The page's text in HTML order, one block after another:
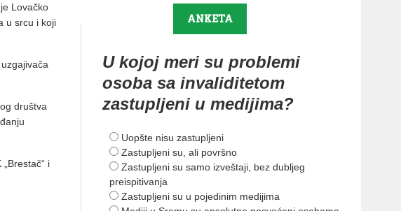
Lovačko
u srcu i koji
društva
i
ANKETA
U kojoj meri su problemi
osoba sa invaliditetom
zastupljeni u medijima?
Uopšte nisu zastupljeni
Zastupljeni su, ali površno
Zastupljeni su samo izveštaji, bez dubljeg
preispitivanja
Zastupljeni su u pojedinim medijima